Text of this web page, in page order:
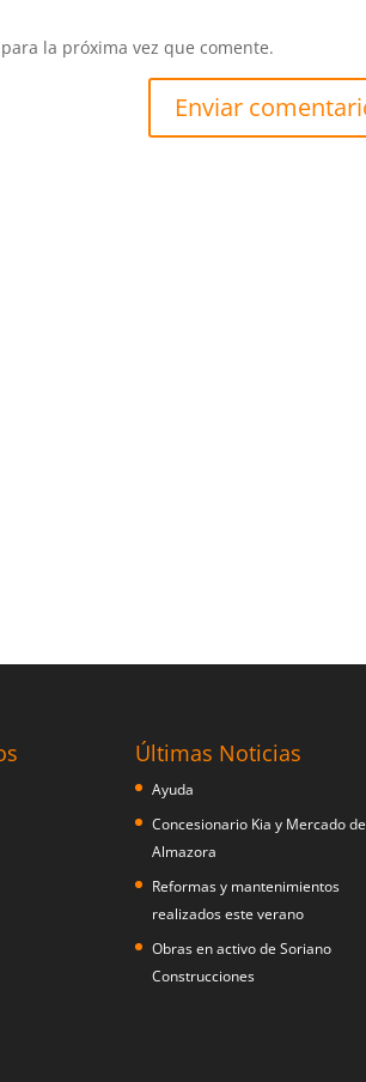
la próxima vez que comente.
Últimas Noticias
Ayuda
Concesionario Kia y Mercado de
Almazora
Reformas y mantenimientos
realizados este verano
Obras en activo de Soriano
Construcciones